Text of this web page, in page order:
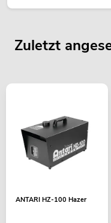
Zuletzt
ANTARI HZ-100 Hazer